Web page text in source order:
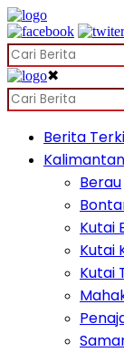
✖
Berita
Berau
Kutai
Kutai
Kutai